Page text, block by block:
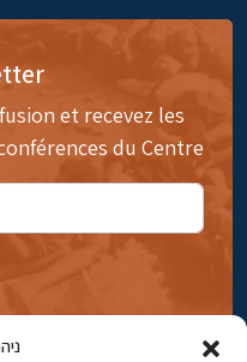
et recevez les
du Centre